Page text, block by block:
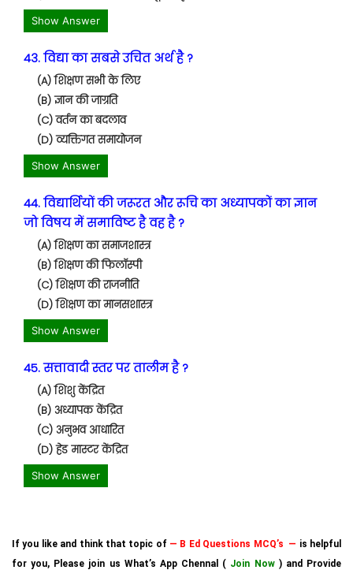
Show Answer
43. विद्या का सबसे उचित अर्थ है ?
(A) शिक्षण सभी के लिए
(B) ज्ञान की जाग्रति
(C) वर्तन का बदलाव
(D) व्यक्तिगत समायोजन
Show Answer
44. विद्यार्थियों की जरूरत और रूचि का अध्यापकों का ज्ञान
जो विषय में समाविष्ट है वह है ?
(A) शिक्षण का समाजशास्त्र
(B) शिक्षण की फिलॉस्पी
(C) शिक्षण की राजनीति
(D) शिक्षण का मानसशास्त्र
Show Answer
45. सत्तावादी स्तर पर तालीम है ?
(A) शिशु केंद्रित
(B) अध्यापक केंद्रित
(C) अनुभव आधारित
(D) हेड मास्टर केंद्रित
Show Answer
If you like and think that topic of — B Ed Questions MCQ’s — is helpful
for you, Please join us What’s App Chennal ( Join Now) and Provide